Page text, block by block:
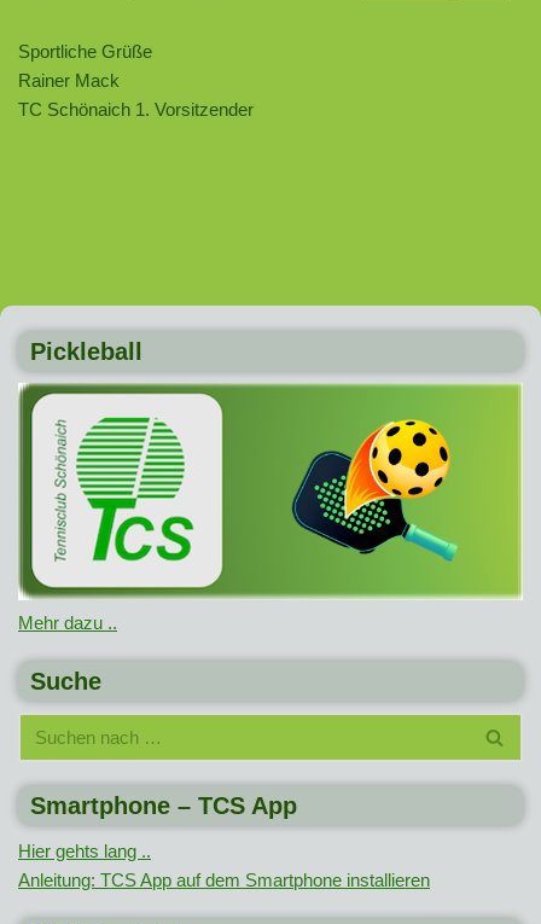
Sportliche Grüße
Rainer Mack
TC Schönaich 1. Vorsitzender
Pickleball
Mehr dazu ..
Suche
Smartphone – TCS App
Hier gehts lang ..
Anleitung: TCS App auf dem Smartphone installieren